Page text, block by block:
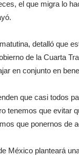
el que migra lo
detalló que
de la Cuarta
en conjunto en
que casi todos
tenemos que evitar
que ponernos de
México planteará